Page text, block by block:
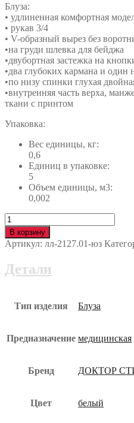
Блуза:
• удлиненная комфортная
• рукав 3/4
• V-образный вырез без
•на груди шлевка для бейджа
•двубортная застежка на
•два глубоких кармана и один
•по низу спинки глухая
•внутренняя часть верха,
ткани с принтом
Упаковка:
Вес единицы, кг:
0,6
Единиц в упаковке:
5
Объем единицы, м3:
0,002
Количество
Блуза
Прованс
лл-2127.01-
В корзину
Артикул: лл-2127.01-юз
Детали
Тип изделия Блуза
Предназначение медицинская
Бренд ДОКТОР
Цвет белый